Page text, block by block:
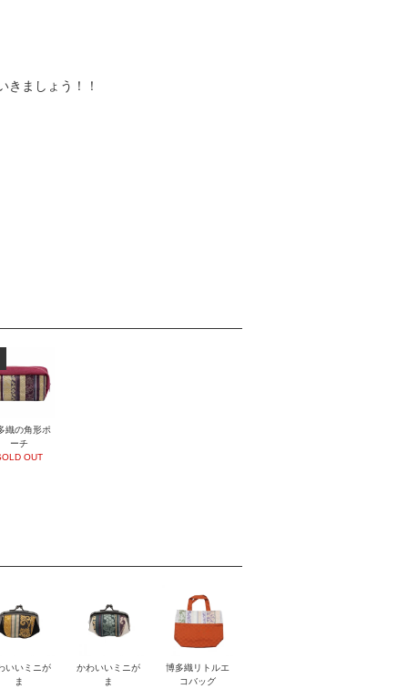
きましょう！！
織の角形ポ
ーチ
OUT
いいミニが
ま
かわいいミニが
ま
博多織リトルエ
コバッグ